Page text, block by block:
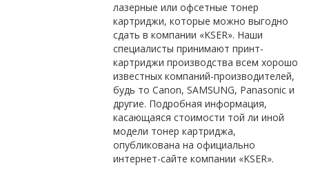
лазерные или офсетные тонер
картриджи, которые можно выгодно
сдать в компании «KSER». Наши
специалисты принимают принт-
картриджи производства всем хорошо
известных компаний-производителей,
будь то Canon, SAMSUNG, Panasonic и
другие. Подробная информация,
касающаяся стоимости той ли иной
модели тонер картриджа,
опубликована на официально
интернет-сайте компании «KSER».